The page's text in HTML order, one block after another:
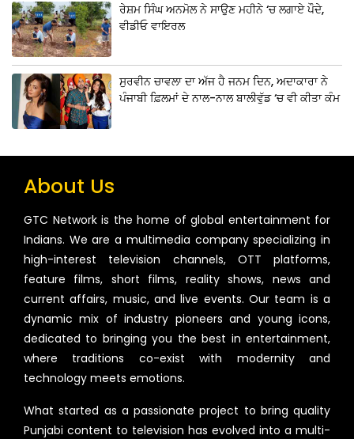
ਰੇਸ਼ਮ ਸਿੰਘ ਅਨਮੋਲ ਨੇ ਸਾਉਣ ਮਹੀਨੇ ‘ਚ ਲਗਾਏ ਪੌਦੇ,
ਵੀਡੀਓ ਵਾਇਰਲ
ਸੁਰਵੀਨ ਚਾਵਲਾ ਦਾ ਅੱਜ ਹੈ ਜਨਮ ਦਿਨ, ਅਦਾਕਾਰਾ ਨੇ
ਪੰਜਾਬੀ ਫ਼ਿਲਮਾਂ ਦੇ ਨਾਲ-ਨਾਲ ਬਾਲੀਵੁੱਡ ‘ਚ ਵੀ ਕੀਤਾ ਕੰਮ
About Us
GTC Network is the home of global entertainment for
Indians. We are a multimedia company specializing in
high-interest television channels, OTT platforms,
feature films, short films, reality shows, news and
current affairs, music, and live events. Our team is a
dynamic mix of industry pioneers and young icons,
dedicated to bringing you the best in entertainment,
where traditions co-exist with modernity and
technology meets emotions.
What started as a passionate project to bring quality
Punjabi content to television has evolved into a multi-